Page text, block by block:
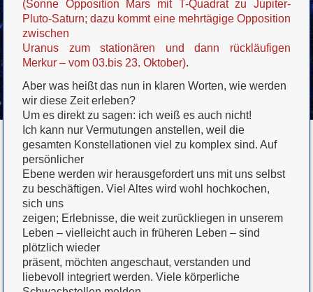
(Sonne Opposition Mars mit T-Quadrat zu Jupiter-
Pluto-Saturn; dazu kommt eine mehrtägige Opposition
zwischen
Uranus zum stationären und dann rückläufigen
Merkur – vom 03.bis 23. Oktober).
Aber was heißt das nun in klaren Worten, wie werden
wir diese Zeit erleben?
Um es direkt zu sagen: ich weiß es auch nicht!
Ich kann nur Vermutungen anstellen, weil die
gesamten Konstellationen viel zu komplex sind. Auf
persönlicher
Ebene werden wir herausgefordert uns mit uns selbst
zu beschäftigen. Viel Altes wird wohl hochkochen,
sich uns
zeigen; Erlebnisse, die weit zurückliegen in unserem
Leben – vielleicht auch in früheren Leben – sind
plötzlich wieder
präsent, möchten angeschaut, verstanden und
liebevoll integriert werden. Viele körperliche